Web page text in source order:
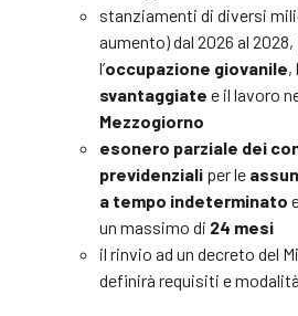
stanziamenti di diversi
aumento) dal 2026 al
l’occupazione giovanile,
svantaggiate e il lavoro
Mezzogiorno
esonero parziale dei
previdenziali per le
a tempo indeterminato
un massimo di 24 mesi
il rinvio ad un decreto del
definirà requisiti e